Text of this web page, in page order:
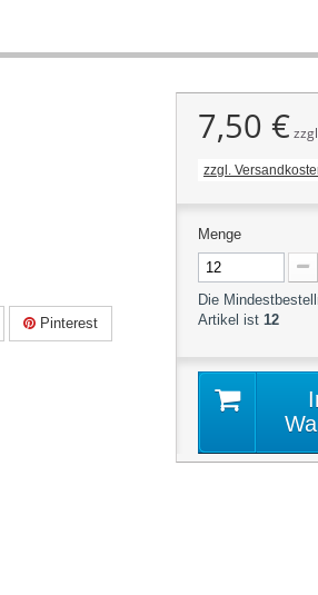
Pinterest
7,50 €
zzgl.
Menge
Die
Artikel ist 12